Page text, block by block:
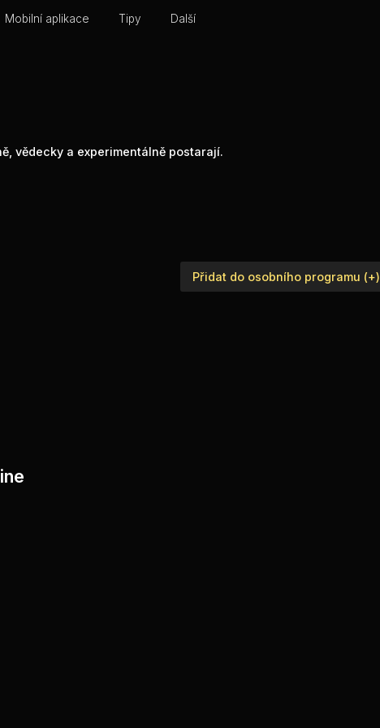
Mobilní aplikace Tipy Další
vědecky a experimentálně postarají.
Přidat do osobního programu (+)